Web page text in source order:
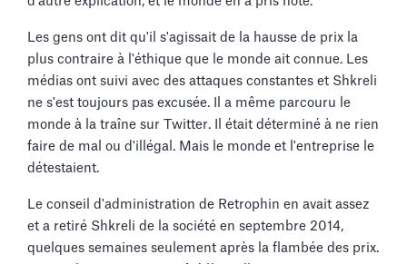
Les gens ont dit qu'il s'agissait de la hausse de prix la
plus contraire à l'éthique que le monde ait connue. Les
médias ont suivi avec des attaques constantes et Shkreli
ne s'est toujours pas excusée. Il a même parcouru le
monde à la traîne sur Twitter. Il était déterminé à ne rien
faire de mal ou d'illégal. Mais le monde et l'entreprise le
détestaient.
Le conseil d'administration de Retrophin en avait assez
et a retiré Shkreli de la société en septembre 2014,
quelques semaines seulement après la flambée des prix.